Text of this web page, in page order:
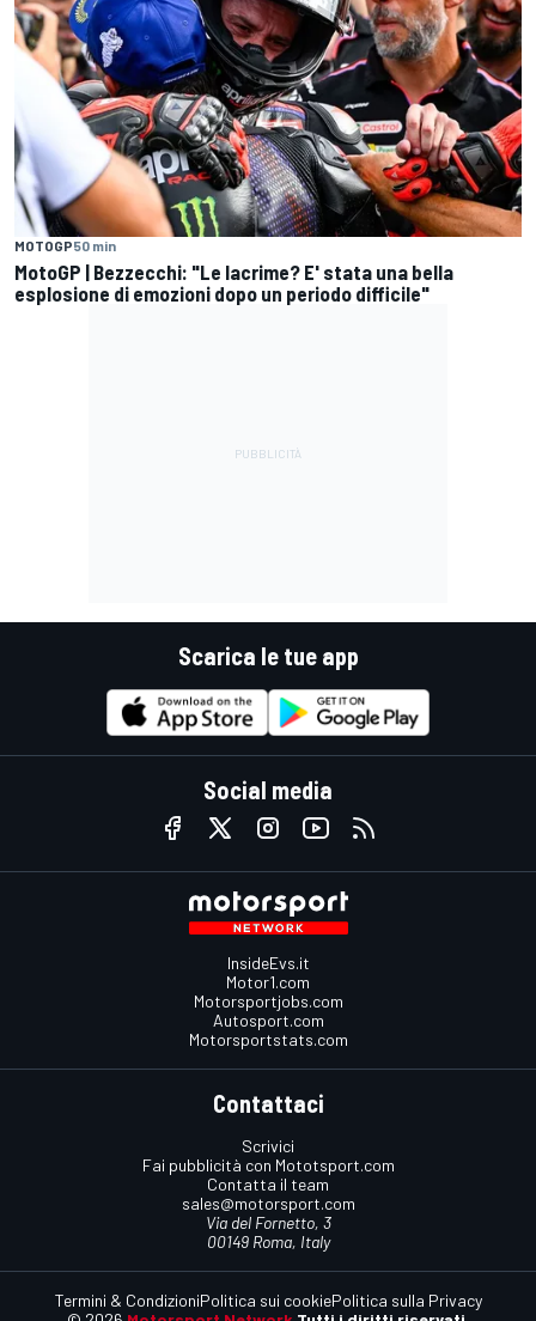
MOTOGP50 min
MotoGP | Bezzecchi: "Le lacrime? E' stata una bella
esplosione di emozioni dopo un periodo difficile"
Scarica le tue app
Social media
InsideEvs.it
Motor1.com
Motorsportjobs.com
Autosport.com
Motorsportstats.com
Contattaci
Scrivici
Fai pubblicità con Mototsport.com
Contatta il team
sales@motorsport.com
Via del Fornetto, 3
00149 Roma, Italy
Termini & CondizioniPolitica sui cookiePolitica sulla Privacy